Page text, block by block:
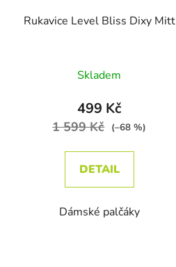
Rukavice Level Bliss Dixy Mitt
Skladem
499 Kč
1 599 Kč (–68 %)
DETAIL
Dámské palčáky